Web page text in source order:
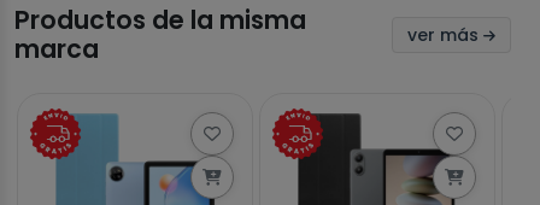
Productos de la misma
marca
ver más